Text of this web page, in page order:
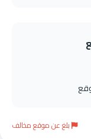
بلغ عن موقع مخالف